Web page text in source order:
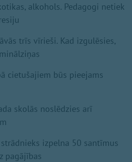
alkohols. Pedagogi netiek
trīs vīrieši. Kad izgulēsies,
cietušajiem būs pieejams
skolās noslēdzies arī
izpelna 50 santīmus
pagājības